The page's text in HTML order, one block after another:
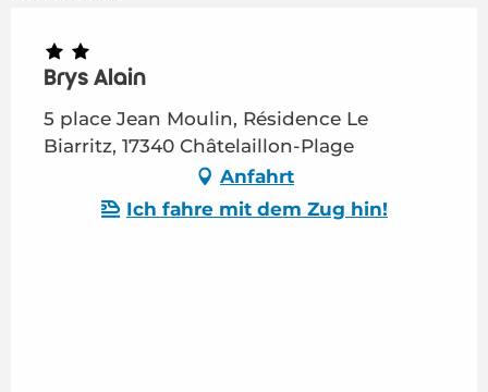
Brys Alain
5 place Jean Moulin, Résidence Le
Biarritz, 17340 Châtelaillon-Plage
Anfahrt
Ich fahre mit dem Zug hin!